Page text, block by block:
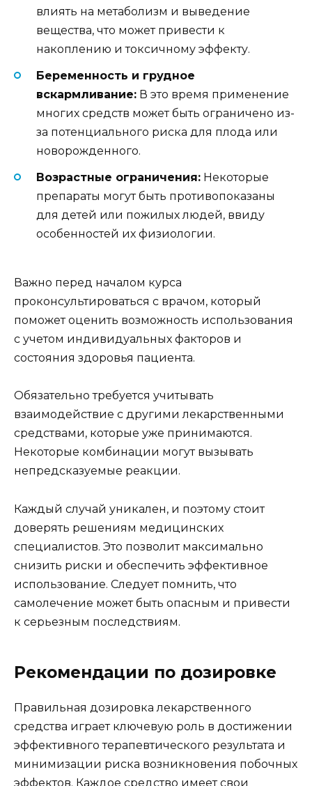
влиять на метаболизм и выведение
вещества, что может привести к
накоплению и токсичному эффекту.
Беременность и грудное
вскармливание: В это время применение
многих средств может быть ограничено из-
за потенциального риска для плода или
новорожденного.
Возрастные ограничения: Некоторые
препараты могут быть противопоказаны
для детей или пожилых людей, ввиду
особенностей их физиологии.
Важно перед началом курса
проконсультироваться с врачом, который
поможет оценить возможность использования
с учетом индивидуальных факторов и
состояния здоровья пациента.
Обязательно требуется учитывать
взаимодействие с другими лекарственными
средствами, которые уже принимаются.
Некоторые комбинации могут вызывать
непредсказуемые реакции.
Каждый случай уникален, и поэтому стоит
доверять решениям медицинских
специалистов. Это позволит максимально
снизить риски и обеспечить эффективное
использование. Следует помнить, что
самолечение может быть опасным и привести
к серьезным последствиям.
Рекомендации по дозировке
Правильная дозировка лекарственного
средства играет ключевую роль в достижении
эффективного терапевтического результата и
минимизации риска возникновения побочных
эффектов. Каждое средство имеет свои